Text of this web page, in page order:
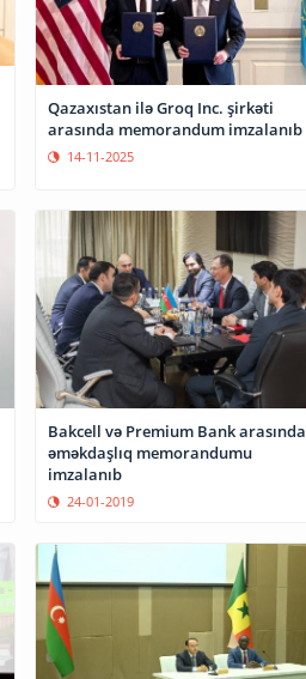
Qazaxıstan ilə Groq Inc. şirkəti
arasında memorandum imzalanıb
14-11-2025
Bakcell və Premium Bank arasında
əməkdaşlıq memorandumu
imzalanıb
24-01-2019